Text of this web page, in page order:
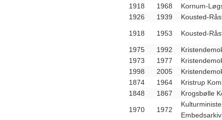
1918 1968
Kornum-
1926
1939 Kousted-
1918 1953 Kousted-
1975 1992
1973
1977
1998
2005
1874
1964
Kristrup
1848
1867 Krogsbølle
1970 1972
Embedsarkiv